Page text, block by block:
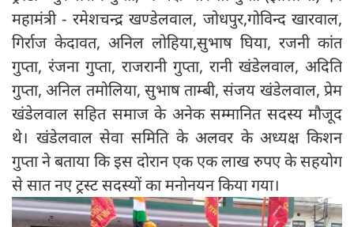
महामंत्री - रमेशचन्द्र खण्डेलवाल, जोधपुर,गोविन्द खारवाल,
गिर्राज केदावत, अनिल लोहिया,सुभाष घिया, रजनी कांत
गुप्ता, रंजना गुप्ता, राजरानी गुप्ता, रानी खंडेलवाल, अदिति
गुप्ता, अनिल तमोलिया, सुभाष ताम्बी, संजय खंडेलवाल, प्रेम
खंडेलवाल सहित समाज के अनेक सम्मानित सदस्य मौजूद
थे। खंडेलवाल सेवा समिति के अलवर के अध्यक्ष किशन
गुप्ता ने बताया कि इस दोरान एक एक लाख रुपए के सहयोग
से सात नए ट्रस्ट सदस्यों का मनोनयन किया गया।